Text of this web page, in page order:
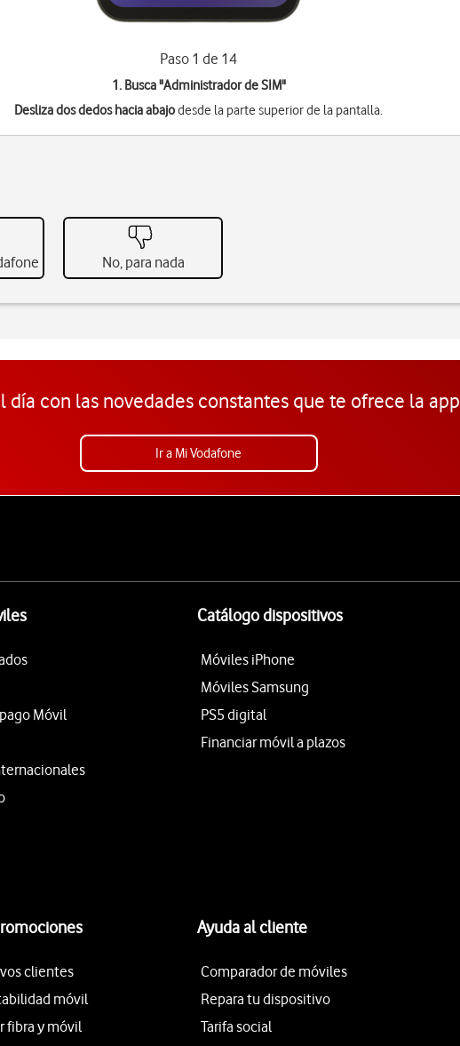
Paso 1 de 14
1. Busca "Administrador de SIM"
Desliza dos dedos hacia abajodesde la parte superior de la pantalla.
No, para nada
día con las novedades constantes que te ofrece la app
Ir a Mi Vodafone
Móvil
Catálogo dispositivos
Móviles iPhone
Móviles Samsung
PS5 digital
Financiar móvil a plazos
clientes
móvil
fibra y móvil
Ayuda al cliente
Comparador de móviles
Repara tu dispositivo
Tarifa social